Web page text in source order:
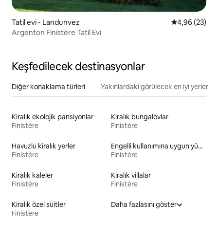
Tatil evi - Landunvez 5 üzerinden
4,96 (23)
Argenton Finistère Tatil Evi
Keşfedilecek destinasyonlar
Diğer konaklama türleri Yakınlardaki görülecek en iyi yerler
Kiralık ekolojik pansiyonlar
Finistère
Kiralık bungalovlar
Finistère
Havuzlu kiralık yerler
Finistère
Engelli kullanımına uygun yükseklikte tuvaleti olan kiralık yerler
Finistère
Kiralık kaleler
Finistère
Kiralık villalar
Finistère
Kiralık özel süitler
Finistère
Daha fazlasını göster